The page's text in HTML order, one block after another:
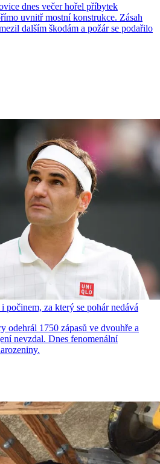
dnes večer hořel příbytek
uvnitř mostní konstrukce. Zásah
dalším škodám a požár se podařilo
počinem, za který se pohár nedává
odehrál 1750 zápasů ve dvouhře a
nevzdal. Dnes fenomenální